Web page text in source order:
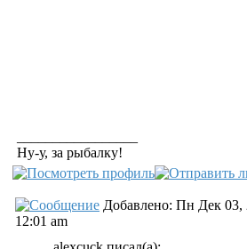
Ну-у, за рыбалку!
Добавлено: Пн Дек 03,
12:01 am